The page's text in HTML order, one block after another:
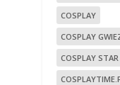
COSPLAY
COSPLAY
COSPLAY STAR